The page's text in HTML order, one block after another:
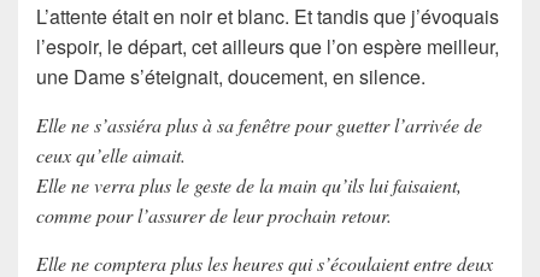
L’attente était en noir et blanc. Et tandis que j’évoquais
l’espoir, le départ, cet ailleurs que l’on espère meilleur,
une Dame s’éteignait, doucement, en silence.
Elle ne s’assiéra plus à sa fenêtre pour guetter l’arrivée de
ceux qu’elle aimait.
Elle ne verra plus le geste de la main qu’ils lui faisaient,
comme pour l’assurer de leur prochain retour.
Elle ne comptera plus les heures qui s’écoulaient entre deux